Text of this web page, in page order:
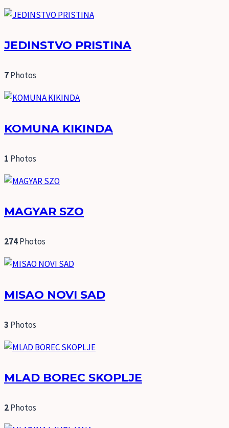
JEDINSTVO PRISTINA
7Photos
KOMUNA KIKINDA
1 Photos
MAGYAR SZO
274Photos
MISAO NOVI SAD
3 Photos
MLAD BOREC SKOPLJE
2Photos